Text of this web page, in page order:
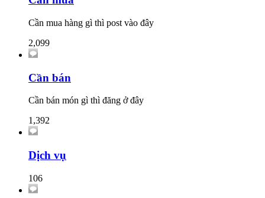
Cần mua hàng gì thì post vào đây
2,099
Cần bán
Cần bán món gì thì đăng ở đây
1,392
Dịch vụ
106